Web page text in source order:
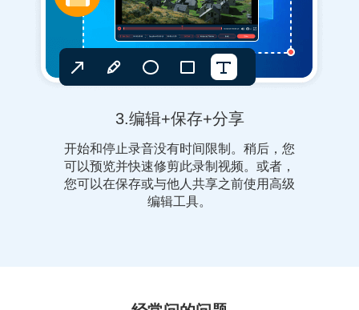
3.编辑+保存+分享
开始和停止录音没有时间限制。稍后，您
可以预览并快速修剪此录制视频。或者，
您可以在保存或与他人共享之前使用高级
编辑工具。